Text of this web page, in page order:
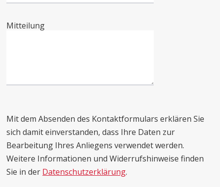
Mitteilung
Mit dem Absenden des Kontaktformulars erklären Sie
sich damit einverstanden, dass Ihre Daten zur
Bearbeitung Ihres Anliegens verwendet werden.
Weitere Informationen und Widerrufshinweise finden
Sie in der Datenschutzerklärung.